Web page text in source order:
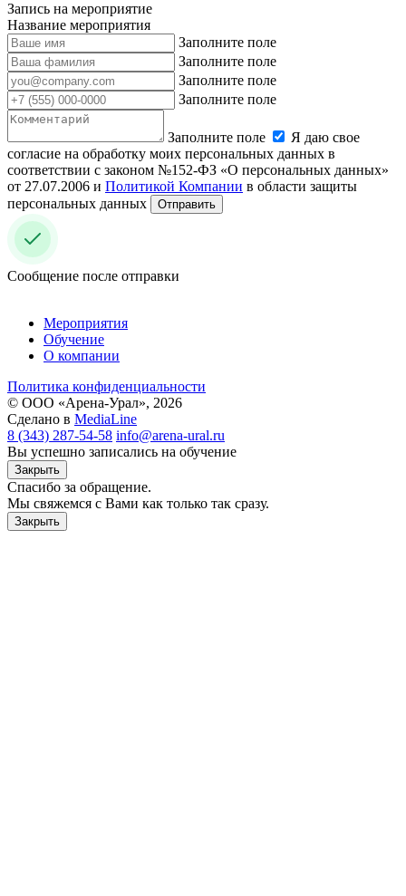
Запись на мероприятие
Название мероприятия
Заполните поле
Заполните поле
Заполните поле
Заполните поле
Заполните поле
Я даю свое
согласие на обработку моих персональных данных в
соответствии с законом №152-ФЗ «О персональных данных»
от 27.07.2006 и Политикой Компании в области защиты
персональных данных
Отправить
Сообщение после отправки
Мероприятия
Обучение
О компании
Политика конфиденциальности
© ООО «Арена-Урал», 2026
Сделано в MediaLine
8 (343) 287-54-58 info@arena-ural.ru
Вы успешно записались на обучение
Закрыть
Спасибо за обращение.
Мы свяжемся с Вами как только так сразу.
Закрыть